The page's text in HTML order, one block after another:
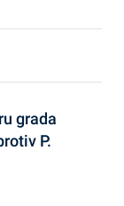
grada
P.